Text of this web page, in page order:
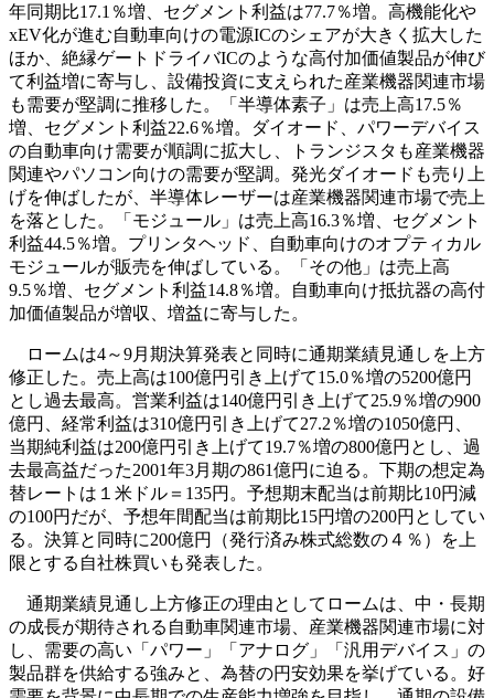
年同期比17.1％増、セグメント利益は77.7％増。高機能化や
xEV化が進む自動車向けの電源ICのシェアが大きく拡大した
ほか、絶縁ゲートドライバICのような高付加価値製品が伸び
て利益増に寄与し、設備投資に支えられた産業機器関連市場
も需要が堅調に推移した。「半導体素子」は売上高17.5％
増、セグメント利益22.6％増。ダイオード、パワーデバイス
の自動車向け需要が順調に拡大し、トランジスタも産業機器
関連やパソコン向けの需要が堅調。発光ダイオードも売り上
げを伸ばしたが、半導体レーザーは産業機器関連市場で売上
を落とした。「モジュール」は売上高16.3％増、セグメント
利益44.5％増。プリンタヘッド、自動車向けのオプティカル
モジュールが販売を伸ばしている。「その他」は売上高
9.5％増、セグメント利益14.8％増。自動車向け抵抗器の高付
加価値製品が増収、増益に寄与した。
ロームは4～9月期決算発表と同時に通期業績見通しを上方
修正した。売上高は100億円引き上げて15.0％増の5200億円
とし過去最高。営業利益は140億円引き上げて25.9％増の900
億円、経常利益は310億円引き上げて27.2％増の1050億円、
当期純利益は200億円引き上げて19.7％増の800億円とし、過
去最高益だった2001年3月期の861億円に迫る。下期の想定為
替レートは１米ドル＝135円。予想期末配当は前期比10円減
の100円だが、予想年間配当は前期比15円増の200円としてい
る。決算と同時に200億円（発行済み株式総数の４％）を上
限とする自社株買いも発表した。
通期業績見通し上方修正の理由としてロームは、中・長期
の成長が期待される自動車関連市場、産業機器関連市場に対
し、需要の高い「パワー」「アナログ」「汎用デバイス」の
製品群を供給する強みと、為替の円安効果を挙げている。好